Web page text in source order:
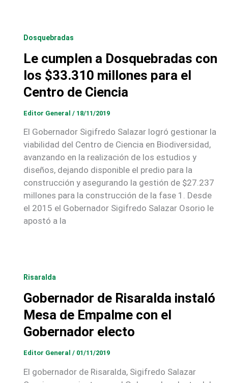
Dosquebradas
Le cumplen a Dosquebradas con
los $33.310 millones para el
Centro de Ciencia
Editor General / 18/11/2019
El Gobernador Sigifredo Salazar logró gestionar la
viabilidad del Centro de Ciencia en Biodiversidad,
avanzando en la realización de los estudios y
diseños, dejando disponible el predio para la
construcción y asegurando la gestión de $27.237
millones para la construcción de la fase 1. Desde
el 2015 el Gobernador Sigifredo Salazar Osorio le
apostó a la
Risaralda
Gobernador de Risaralda instaló
Mesa de Empalme con el
Gobernador electo
Editor General / 01/11/2019
El gobernador de Risaralda, Sigifredo Salazar